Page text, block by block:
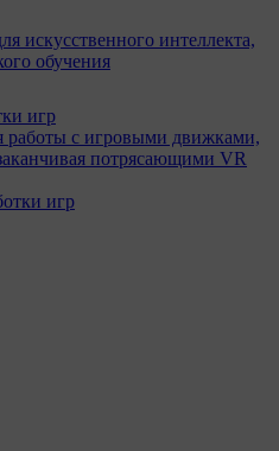
искусственного интеллекта,
обучения
игр
с игровыми движками,
потрясающими VR